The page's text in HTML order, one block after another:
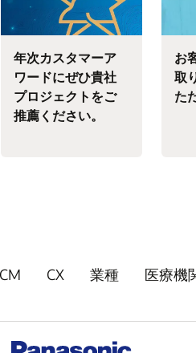
年次カスタマーア
ワードにぜひ貴社
プロジェクトをご
推薦ください。
お
取
た
CX 業種 医療機